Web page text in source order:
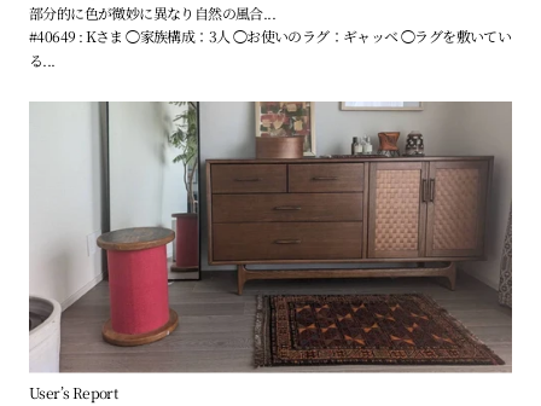
部分的に色が微妙に異なり自然の風合...
#40649 : Kさま ◯家族構成：3人 ◯お使いのラグ：ギャッベ ◯ラグを敷いてい
る...
User’s Report